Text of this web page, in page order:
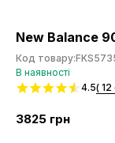
New Balance
Код товару:
В наявності
4.5( 12
3825 грн